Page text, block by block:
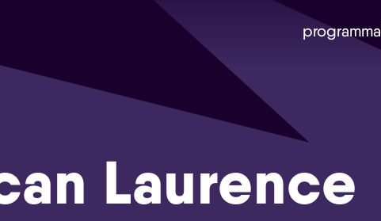
programma
Laurence